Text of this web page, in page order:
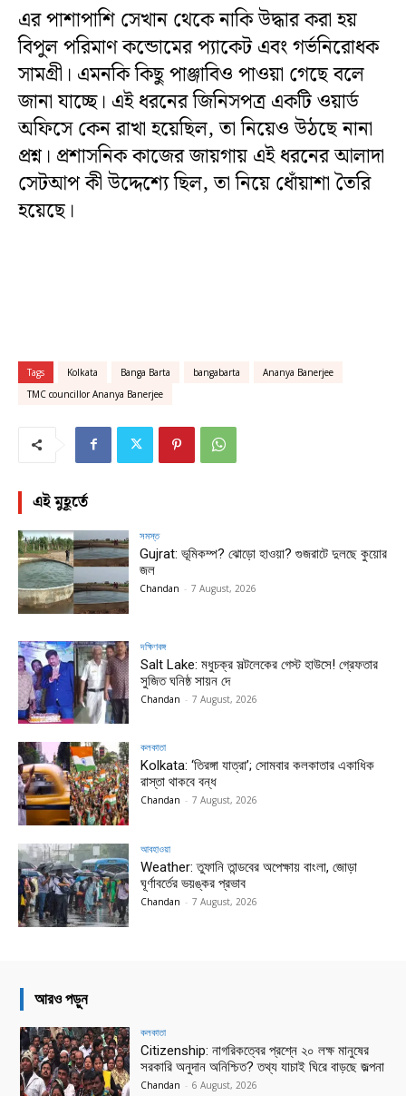
এর পাশাপাশি সেখান থেকে নাকি উদ্ধার করা হয়
বিপুল পরিমাণ কন্ডোমের প্যাকেট এবং গর্ভনিরোধক
সামগ্রী। এমনকি কিছু পাঞ্জাবিও পাওয়া গেছে বলে
জানা যাচ্ছে। এই ধরনের জিনিসপত্র একটি ওয়ার্ড
অফিসে কেন রাখা হয়েছিল, তা নিয়েও উঠছে নানা
প্রশ্ন। প্রশাসনিক কাজের জায়গায় এই ধরনের আলাদা
সেটআপ কী উদ্দেশ্যে ছিল, তা নিয়ে ধোঁয়াশা তৈরি
হয়েছে।
Tags Kolkata Banga Barta bangabarta
Ananya Banerjee
TMC councillor Ananya Banerjee
এই মুহূর্তে
সমস্ত
Gujrat: ভূমিকম্প? ঝোড়ো হাওয়া? গুজরাটে দুলছে কুয়োর
জল
Chandan - 7 August, 2026
দক্ষিণবঙ্গ
Salt Lake: মধুচক্র সল্টলেকের গেস্ট হাউসে! গ্রেফতার
সুজিত ঘনিষ্ঠ সায়ন দে
Chandan - 7 August, 2026
কলকাতা
Kolkata: ‘তিরঙ্গা যাত্রা’; সোমবার কলকাতার একাধিক
রাস্তা থাকবে বন্ধ
Chandan - 7 August, 2026
আবহাওয়া
Weather: তুফানি তান্ডবের অপেক্ষায় বাংলা, জোড়া
ঘূর্ণাবর্তের ভয়ঙ্কর প্রভাব
Chandan - 7 August, 2026
আরও পড়ুন
কলকাতা
Citizenship: নাগরিকত্বের প্রশ্নে ২০ লক্ষ মানুষের
সরকারি অনুদান অনিশ্চিত? তথ্য যাচাই ঘিরে বাড়ছে জল্পনা
Chandan - 6 August, 2026